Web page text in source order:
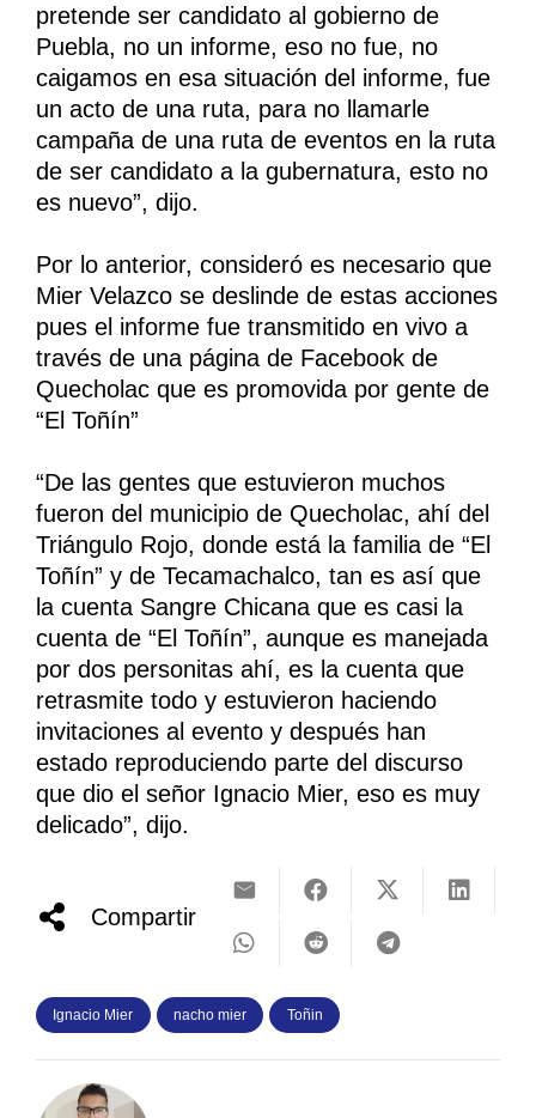
pretende ser candidato al gobierno de
Puebla, no un informe, eso no fue, no
caigamos en esa situación del informe, fue
un acto de una ruta, para no llamarle
campaña de una ruta de eventos en la ruta
de ser candidato a la gubernatura, esto no
es nuevo”, dijo.
Por lo anterior, consideró es necesario que
Mier Velazco se deslinde de estas acciones
pues el informe fue transmitido en vivo a
través de una página de Facebook de
Quecholac que es promovida por gente de
“El Toñín”
“De las gentes que estuvieron muchos
fueron del municipio de Quecholac, ahí del
Triángulo Rojo, donde está la familia de “El
Toñín” y de Tecamachalco, tan es así que
la cuenta Sangre Chicana que es casi la
cuenta de “El Toñín”, aunque es manejada
por dos personitas ahí, es la cuenta que
retrasmite todo y estuvieron haciendo
invitaciones al evento y después han
estado reproduciendo parte del discurso
que dio el señor Ignacio Mier, eso es muy
delicado”, dijo.
Compartir
Ignacio Mier nacho mier Toñin